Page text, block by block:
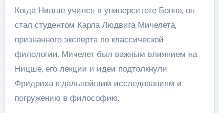
Когда Ницше учился в университете Бонна, он
стал студентом Карла Людвига Мичелета,
признанного эксперта по классической
филологии. Мичелет был важным влиянием на
Ницше, его лекции и идеи подтолкнули
Фридриха к дальнейшим исследованиям и
погружению в философию.